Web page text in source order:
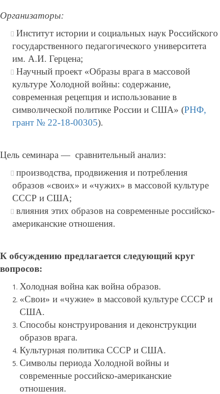
Организаторы:
Институт истории и социальных наук Российского
государственного педагогического университета
им. А.И. Герцена;
Научный проект «Образы врага в массовой
культуре Холодной войны: содержание,
современная рецепция и использование в
символической политике России и США» (РНФ,
грант № 22-18-00305).
Цель семинара — сравнительный анализ:
производства, продвижения и потребления
образов «своих» и «чужих» в массовой культуре
СССР и США;
влияния этих образов на современные российско-
американские отношения.
К обсуждению предлагается следующий круг
вопросов:
Холодная война как война образов.
«Свои» и «чужие» в массовой культуре СССР и
США.
Способы конструирования и деконструкции
образов врага.
Культурная политика СССР и США.
Символы периода Холодной войны и
современные российско-американские
отношения.